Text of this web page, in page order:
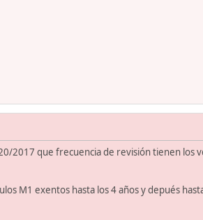
2017 que frecuencia de revisión tienen los
M1 exentos hasta los 4 años y depués